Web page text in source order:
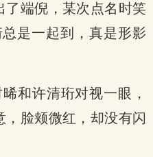
了端倪，某次点名时笑
是一起到，真是形影
和许清珩对视一眼，
脸颊微红，却没有闪